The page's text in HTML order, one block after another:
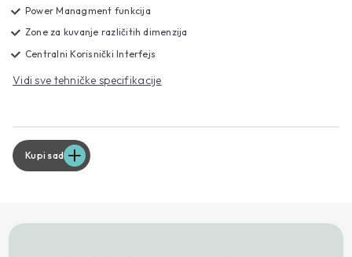
Power Managment funkcija
Zone za kuvanje različitih dimenzija
Centralni Korisnički Interfejs
Vidi sve tehničke specifikacije
Kupi sad